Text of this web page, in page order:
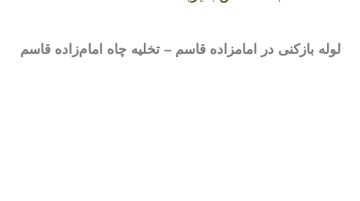
لوله بازکنی در امامزاده قاسم – تخلیه چاه امام‌زاده قاسم